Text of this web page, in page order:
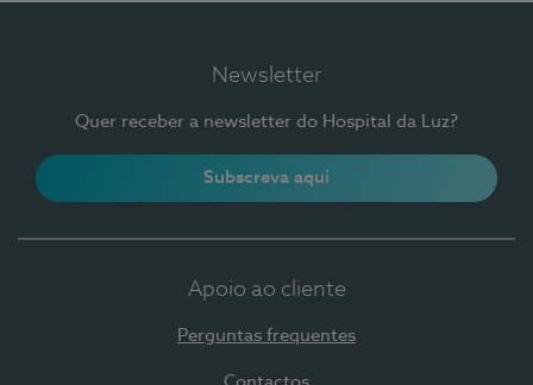
Newsletter
Quer receber a newsletter do Hospital da Luz?
Subscreva aqui
Apoio ao cliente
Perguntas frequentes